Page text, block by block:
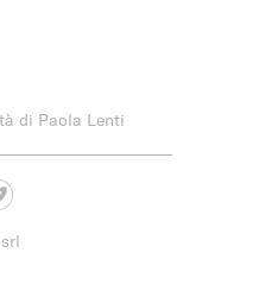
di Paola Lenti